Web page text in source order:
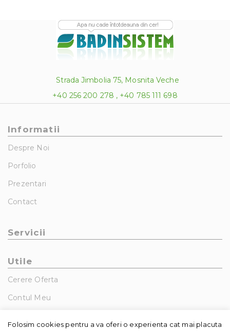
Strada Jimbolia 75, Mosnita Veche
+40 256 200 278 , +40 785 111 698
Informatii
Despre Noi
Porfolio
Prezentari
Contact
Servicii
Utile
Cerere Oferta
Contul Meu
Folosim cookies pentru a va oferi o experienta cat mai placuta